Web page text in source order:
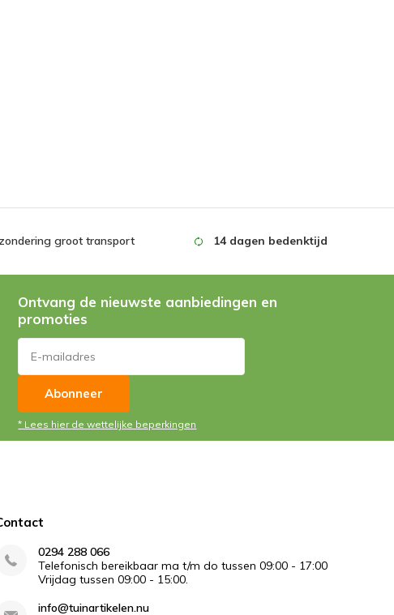
groot transport 14 dagen bedenktijd
Ontvang de nieuwste aanbiedingen en
promoties
Abonneer
* Lees hier de wettelijke beperkingen
0294 288 066
Telefonisch bereikbaar ma t/m do tussen 09:00 - 17:00
Vrijdag tussen 09:00 - 15:00.
info@tuinartikelen.nu